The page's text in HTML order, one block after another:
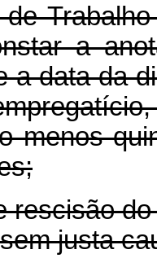
a
a data da
menos
rescisão
justa